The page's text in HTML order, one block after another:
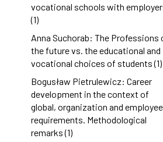
vocational schools with
(1)
Anna Suchorab: The Professions
the future vs. the educational and
vocational choices of students (1)
Bogusław Pietrulewicz: Career
development in the context of
global, organization and
requirements. Methodological
remarks (1)